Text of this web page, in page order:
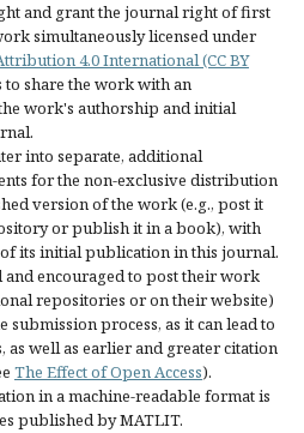
and grant the journal right of first
simultaneously licensed under
4.0 International (CC BY
to share the work with an
work's authorship and initial
into separate, additional
for the non-exclusive distribution
version of the work (e.g., post it
or publish it in a book), with
its initial publication in this journal.
encouraged to post their work
repositories or on their website)
process, as it can lead to
as well as earlier and greater citation
The Effect of Open Access).
in a machine-readable format is
published by MATLIT.